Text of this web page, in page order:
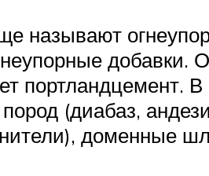
называют
портландцемент. В
(диабаз,
доменные